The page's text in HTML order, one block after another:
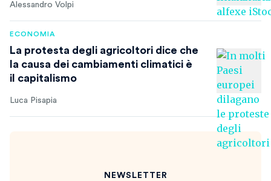
Alessandro Volpi
ECONOMIA
La protesta degli agricoltori dice che
la causa dei cambiamenti climatici è
il capitalismo
Luca Pisapia
NEWSLETTER